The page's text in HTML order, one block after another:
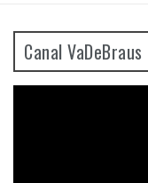
Canal VaDeBraus